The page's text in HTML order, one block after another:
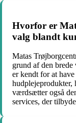
Hvorfor er
valg blandt
Matas
grund af den
er kendt for at
hudplejeprodukter,
værdsætter også
services, der